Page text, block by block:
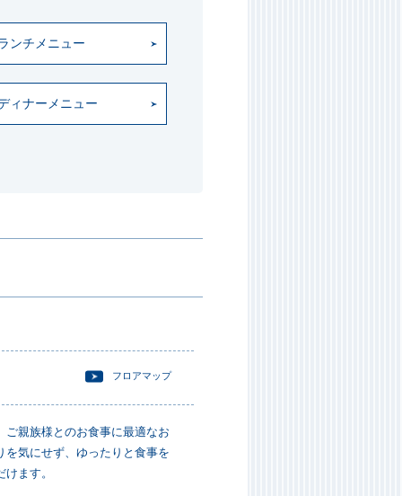
ンチメニュー
ィナーメニュー
フロアマップ
ご親族様とのお食事に最適なお
を気にせず、ゆったりと食事を
ます。